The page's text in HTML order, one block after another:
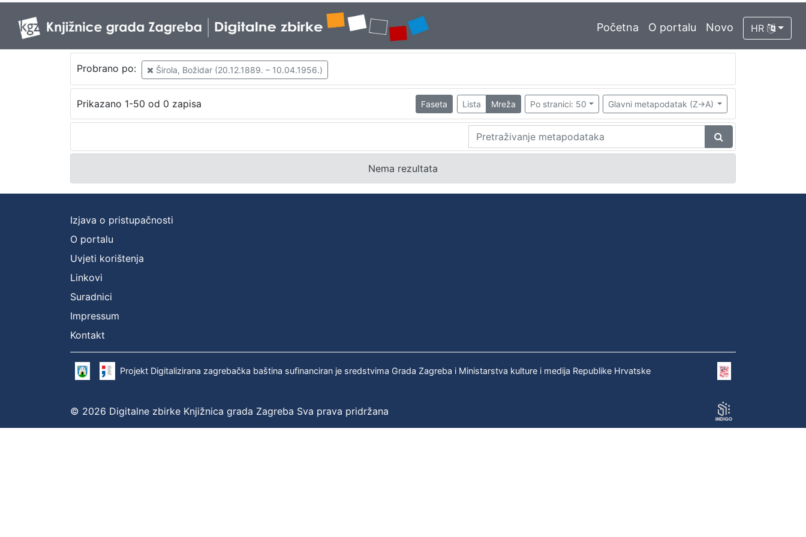
Početna O portalu Novo HR
Probrano po: Širola, Božidar (20.12.1889. – 10.04.1956.)
Prikazano 1-50 od 0 zapisa Faseta Lista Mreža Po stranici: 50 Glavni metapodatak (Z->A)
Nema rezultata
Izjava o pristupačnosti
O portalu
Uvjeti korištenja
Linkovi
Suradnici
Impressum
Kontakt
Projekt Digitalizirana zagrebačka baština sufinanciran je sredstvima Grada Zagreba i Ministarstva kulture i medija Republike Hrvatske
© 2026 Digitalne zbirke Knjižnica grada Zagreba Sva prava pridržana